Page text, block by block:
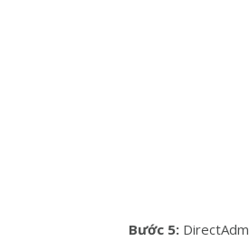
Bước 5: